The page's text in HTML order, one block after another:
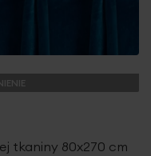
tkaniny 80x270 cm